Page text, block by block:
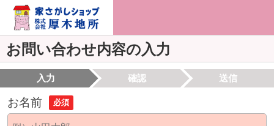
お問い合わせ内容の入力
入力 確認 送信
お名前 必須